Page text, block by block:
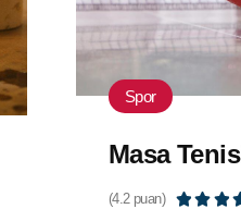
Spor
Masa
(4.2 puan)   